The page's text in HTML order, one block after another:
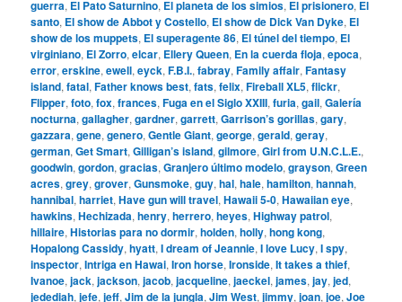
guerra, El Pato Saturnino, El planeta de los simios, El prisionero, El
santo, El show de Abbot y Costello, El show de Dick Van Dyke, El
show de los muppets, El superagente 86, El túnel del tiempo, El
virginiano, El Zorro,elcar, Ellery Queen, En la cuerda floja,epoca,
error,erskine,ewell,eyck,F.B.I.,fabray,Family affair,Fantasy
island,fatal,Father knows best,fats,felix,Fireball XL5,flickr,
Flipper,foto,fox,frances,Fuga en el Siglo XXIII,furia,gail,Galería
nocturna,gallagher,gardner,garrett,Garrison’s gorillas,gary,
gazzara,gene,genero,Gentle Giant,george,gerald,geray,
german,Get Smart,Gilligan’s island,gilmore,Girl from U.N.C.L.E.,
goodwin,gordon,gracias,Granjero último modelo,grayson,Green
acres,grey,grover,Gunsmoke,guy,hal,hale,hamilton,hannah,
hannibal,harriet,Have gun will travel,Hawaii 5-0,Hawaiian eye,
hawkins,Hechizada,henry,herrero,heyes,Highway patrol,
hillaire,Historias para no dormir,holden,holly,hong kong,
Hopalong Cassidy,hyatt,I dream of Jeannie,I love Lucy,I spy,
inspector,Intriga en Hawai,Iron horse,Ironside,It takes a thief,
Ivanoe,jack,jackson,jacob,jacqueline,jaeckel,james,jay,jed,
jedediah,jefe,jeff,Jim de la jungla,Jim West,jimmy,joan,joe,Joe